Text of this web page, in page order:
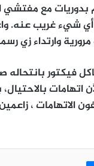
مع مفتشي
أي شيء غريب عنه.
وارتداء زي
فيكتور
اتهامات
الاتهامات ،
ماسنجر